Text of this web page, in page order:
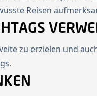
Reisen
zu erzielen und